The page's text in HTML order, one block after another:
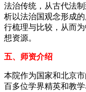
法治传统，从古代法
析以法治国观念形成
行梳理与比较，从而
想资源。
五、师资介绍
本院作为国家和北京
百多位学界精英和教